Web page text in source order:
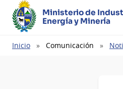
Ministerio de
Energía y Minería
Ruta
Inicio Comunicación